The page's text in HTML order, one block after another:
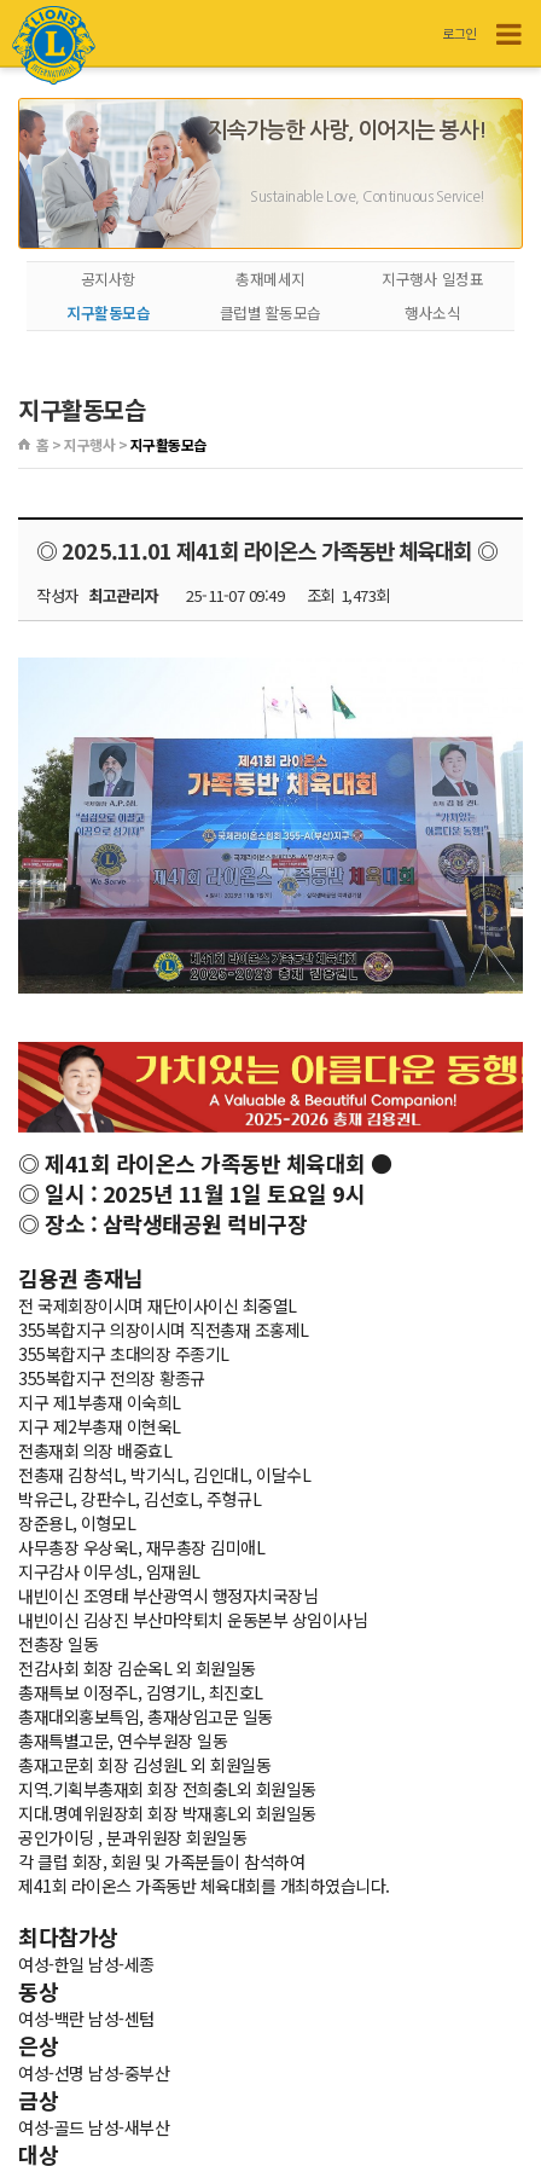
로그인
지속가능한 사랑, 이어지는 봉사!
Sustainable Love, Continuous Service!
공지사항 총재메세지
지구행사 일정표
지구활동모습
클럽별 활동모습 행사소식
지구활동모습
홈 > 지구행사 >지구활동모습
◎ 2025.11.01 제41회 라이온스 가족동반 체육대회 ◎
작성자 최고관리자 25-11-07 09:49 조회 1,473회
◎ 제41회 라이온스 가족동반 체육대회 ●
◎ 일시 : 2025년 11월 1일 토요일 9시
◎ 장소 : 삼락생태공원 럭비구장
김용권 총재님
전 국제회장이시며 재단이사이신 최중열L
355복합지구 의장이시며 직전총재 조홍제L
355복합지구 초대의장 주종기L
355복합지구 전의장 황종규
지구 제1부총재 이숙희L
지구 제2부총재 이현욱L
전총재회 의장 배중효L
전총재 김창석L, 박기식L, 김인대L, 이달수L
박유근L, 강판수L, 김선호L, 주형규L
장준용L, 이형모L
사무총장 우상욱L, 재무총장 김미애L
지구감사 이무성L, 임재원L
내빈이신 조영태 부산광역시 행정자치국장님
내빈이신 김상진 부산마약퇴치 운동본부 상임이사님
전총장 일동
전감사회 회장 김순옥L 외 회원일동
총재특보 이정주L, 김영기L, 최진호L
총재대외홍보특임, 총재상임고문 일동
총재특별고문, 연수부원장 일동
총재고문회 회장 김성원L 외 회원일동
지역.기획부총재회 회장 전희충L외 회원일동
지대.명예위원장회 회장 박재홍L외 회원일동
공인가이딩 , 분과위원장 회원일동
각 클럽 회장, 회원 및 가족분들이 참석하여
제41회 라이온스 가족동반 체육대회를 개최하였습니다.
최다참가상
여성-한일 남성-세종
동상
여성-백란 남성-센텀
은상
여성-선명 남성-중부산
금상
여성-골드 남성-새부산
대상